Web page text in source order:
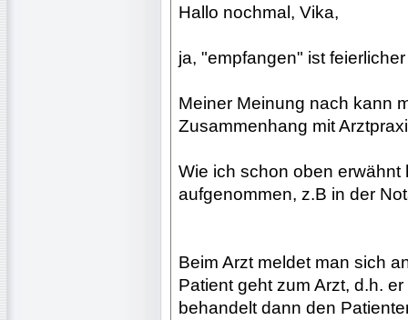
Hallo nochmal, Vika,
ja, "empfangen" ist
Meiner Meinung nach kann
Zusammenhang mit
Wie ich schon oben
aufgenommen, z.B in der
Beim Arzt meldet man sich
Patient geht zum Arzt, d.h.
behandelt dann den